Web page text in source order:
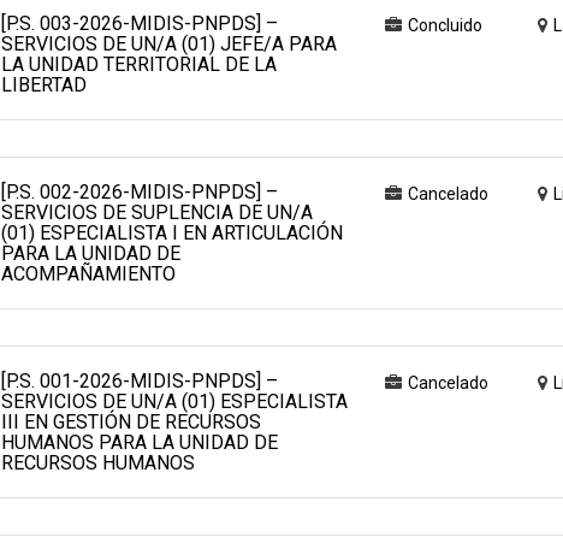
[P.S. 003-2026-MIDIS-PNPDS] –
SERVICIOS DE UN/A (01) JEFE/A PARA
LA UNIDAD TERRITORIAL DE LA
LIBERTAD
Concluido
[P.S. 002-2026-MIDIS-PNPDS] –
SERVICIOS DE SUPLENCIA DE UN/A
(01) ESPECIALISTA I EN ARTICULACIÓN
PARA LA UNIDAD DE
ACOMPAÑAMIENTO
Cancelado
[P.S. 001-2026-MIDIS-PNPDS] –
SERVICIOS DE UN/A (01) ESPECIALISTA
III EN GESTIÓN DE RECURSOS
HUMANOS PARA LA UNIDAD DE
RECURSOS HUMANOS
Cancelado